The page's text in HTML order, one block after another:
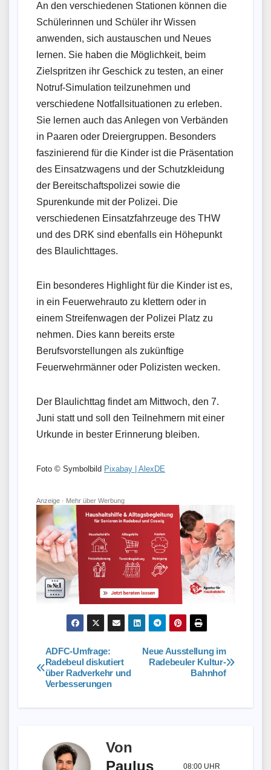
An den verschiedenen Stationen können die
Schülerinnen und Schüler ihr Wissen
anwenden, sich austauschen und Neues
lernen. Sie haben die Möglichkeit, beim
Zielspritzen ihr Geschick zu testen, an einer
Notruf-Simulation teilzunehmen und
verschiedene Notfallsituationen zu erleben.
Sie lernen auch das Anlegen von Verbänden
in Paaren oder Dreiergruppen. Besonders
faszinierend für die Kinder ist die Präsentation
des Einsatzwagens und der Schutzkleidung
der Bereitschaftspolizei sowie die
Spurenkunde mit der Polizei. Die
verschiedenen Einsatzfahrzeuge des THW
und des DRK sind ebenfalls ein Höhepunkt
des Blaulichttages.
Ein besonderes Highlight für die Kinder ist es,
in ein Feuerwehrauto zu klettern oder in
einem Streifenwagen der Polizei Platz zu
nehmen. Dies kann bereits erste
Berufsvorstellungen als zukünftige
Feuerwehrmänner oder Polizisten wecken.
Der Blaulichttag findet am Mittwoch, den 7.
Juni statt und soll den Teilnehmern mit einer
Urkunde in bester Erinnerung bleiben.
Foto © Symbolbild Pixabay | AlexDE
Anzeige · Mehr über Werbung
Beitragsnavigation
Neue Ausstellung im
Radebeuler Kultur-
Bahnhof
ADFC-Umfrage:
Radebeul diskutiert
über Radverkehr und
Verbesserungen
Von
Paulus
08:00 UHR